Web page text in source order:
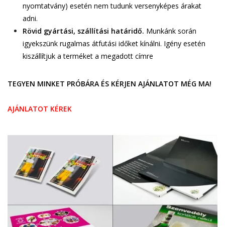
nyomtatvány) esetén nem tudunk versenyképes árakat
adni.
Rövid gyártási, szállítási határidő. Munkánk során
igyekszünk rugalmas átfutási időket kínálni. Igény esetén
kiszállítjuk a terméket a megadott címre
TEGYEN MINKET PRÓBÁRA ÉS KÉRJEN AJÁNLATOT MÉG MA!
AJÁNLATOT KÉREK